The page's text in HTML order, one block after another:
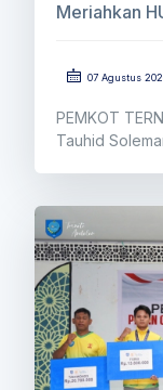
Meriahkan
07 Agustus
PEMKOT
Tauhid